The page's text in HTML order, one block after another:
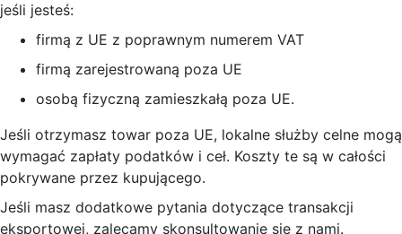
jeśli jesteś:
firmą z UE z poprawnym numerem VAT
firmą zarejestrowaną poza UE
osobą fizyczną zamieszkałą poza UE.
Jeśli otrzymasz towar poza UE, lokalne służby celne mogą
wymagać zapłaty podatków i ceł. Koszty te są w całości
pokrywane przez kupującego.
Jeśli masz dodatkowe pytania dotyczące transakcji
eksportowej, zalecamy skonsultowanie się z nami.